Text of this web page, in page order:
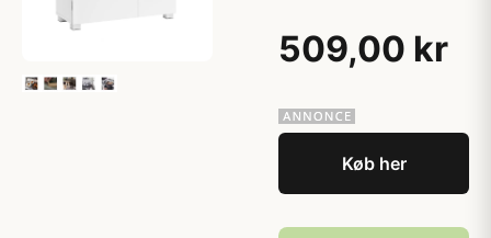
509,00 kr
Køb her